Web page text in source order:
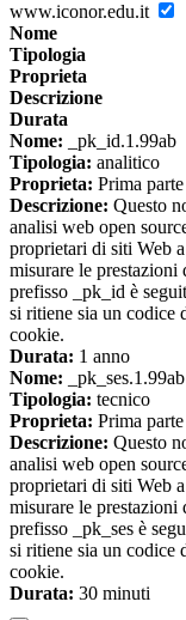
www.iconor.edu.it
Nome
Tipologia
Proprieta
Descrizione
Durata
Nome: _pk_id.1.99ab
Tipologia: analitico
Proprieta: Prima parte
Descrizione: Questo
analisi web open
proprietari di siti Web
misurare le
prefisso _pk_id è
si ritiene sia un codice
cookie.
Durata: 1 anno
Nome: _pk_ses.1.99ab
Tipologia: tecnico
Proprieta: Prima parte
Descrizione: Questo
analisi web open
proprietari di siti Web
misurare le
prefisso _pk_ses è
si ritiene sia un codice
cookie.
Durata: 30 minuti